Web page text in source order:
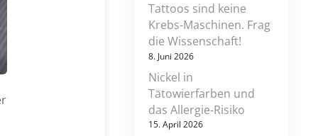
Tattoos sind keine
Krebs-Maschinen. Frag
die Wissenschaft!
8. Juni 2026
Nickel in
Tätowierfarben und
das Allergie-Risiko
15. April 2026